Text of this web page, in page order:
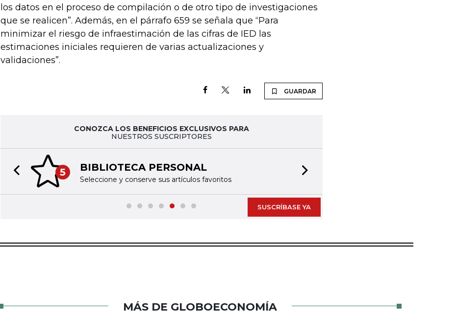
los datos en el proceso de compilación o de otro tipo de investigaciones
que se realicen”. Además, en el párrafo 659 se señala que “Para
minimizar el riesgo de infraestimación de las cifras de IED las
estimaciones iniciales requieren de varias actualizaciones y
validaciones”.
GUARDAR
CONOZCA LOS BENEFICIOS EXCLUSIVOS PARA
NUESTROS SUSCRIPTORES
5 BIBLIOTECA PERSONAL
Seleccione y conserve sus artículos favoritos
Previous slide
SUSCRÍBASE YA
MÁS DE GLOBOECONOMÍA